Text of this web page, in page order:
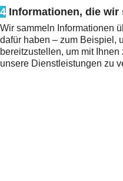
4 Informationen, die wir
Wir sammeln Informationen
dafür haben – zum Beispiel,
bereitzustellen, um mit
unsere Dienstleistungen zu